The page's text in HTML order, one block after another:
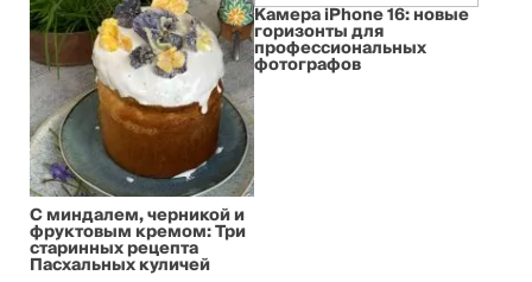
С миндалем, черникой и
фруктовым кремом: Три
старинных рецепта
Пасхальных куличей
Камера iPhone 16: новые
горизонты для
профессиональных
фотографов